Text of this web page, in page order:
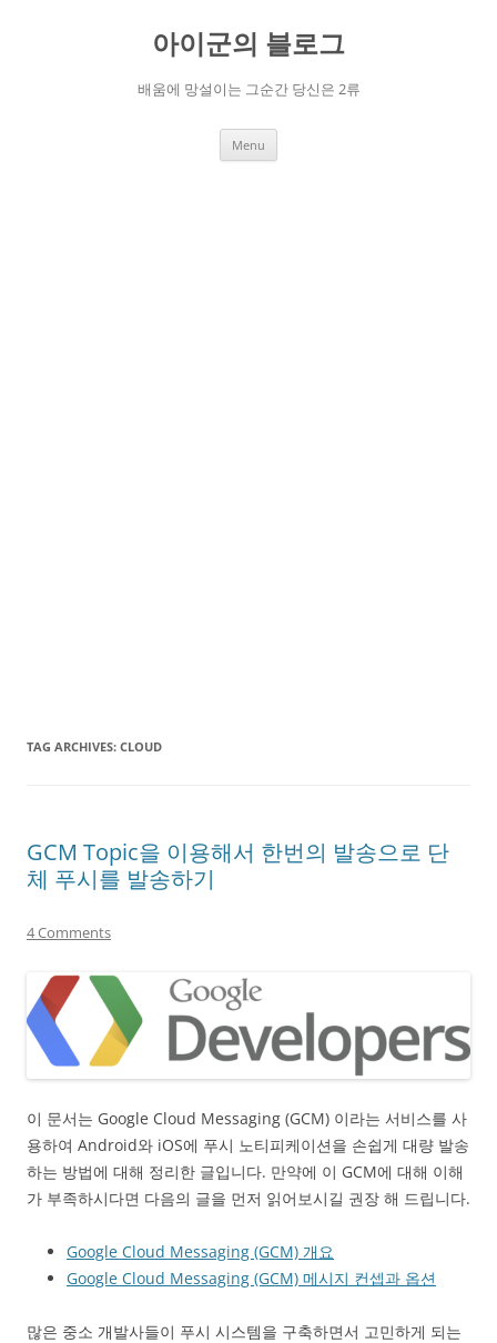
아이군의 블로그
배움에 망설이는 그순간 당신은 2류
Menu
TAG ARCHIVES: CLOUD
GCM Topic을 이용해서 한번의 발송으로 단
체 푸시를 발송하기
4 Comments
이 문서는 Google Cloud Messaging (GCM) 이라는 서비스를 사
용하여 Android와 iOS에 푸시 노티피케이션을 손쉽게 대량 발송
하는 방법에 대해 정리한 글입니다. 만약에 이 GCM에 대해 이해
가 부족하시다면 다음의 글을 먼저 읽어보시길 권장 해 드립니다.
Google Cloud Messaging (GCM) 개요
Google Cloud Messaging (GCM) 메시지 컨셉과 옵션
많은 중소 개발사들이 푸시 시스템을 구축하면서 고민하게 되는